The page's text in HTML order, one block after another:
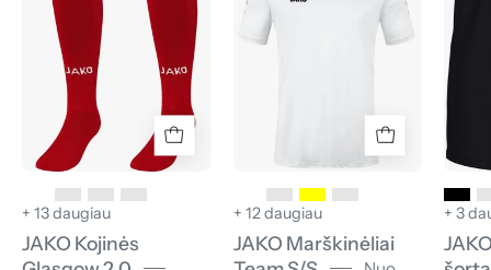
Glasgow
+ 13 daugiau
JAKO Kojinės
+ 12 daugiau
JAKO Marškinėliai
+ 3